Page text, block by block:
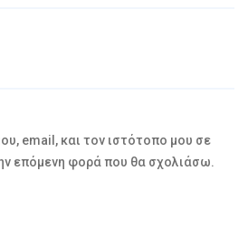
email, και τον ιστότοπο μου σε
επόμενη φορά που θα σχολιάσω.